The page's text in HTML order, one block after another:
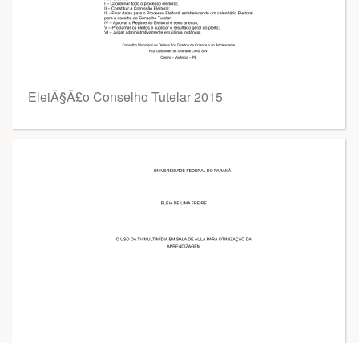
EleiÃ§Ã£o Conselho Tutelar 2015